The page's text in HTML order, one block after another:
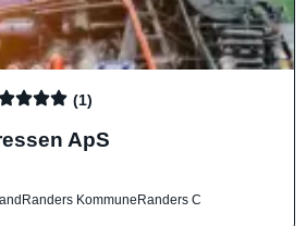
(1)
ApS
Randers KommuneRanders C